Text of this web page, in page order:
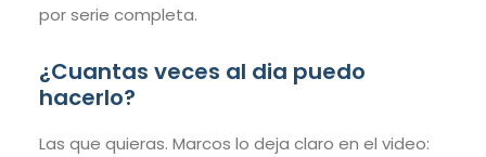
por serie completa.
¿Cuantas veces al dia puedo
hacerlo?
Las que quieras. Marcos lo deja claro en el video: